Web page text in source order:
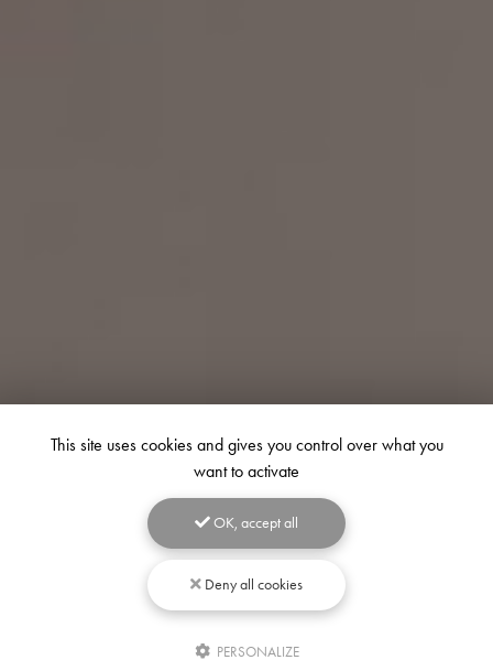
Écrivez-
This site uses cookies and gives you control over what you
want to activate
OK, accept all
Deny all cookies
PERSONALIZE